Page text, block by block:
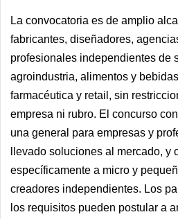
La convocatoria es de amplio
fabricantes, diseñadores,
profesionales independientes de
agroindustria, alimentos y
farmacéutica y retail, sin
empresa ni rubro. El concurso
una general para empresas y
llevado soluciones al mercado, y
específicamente a micro y
creadores independientes. Los
los requisitos pueden postular a